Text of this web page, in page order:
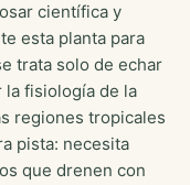
científica y
esta planta para
trata solo de echar
fisiología de la
regiones tropicales
pista: necesita
que drenen con